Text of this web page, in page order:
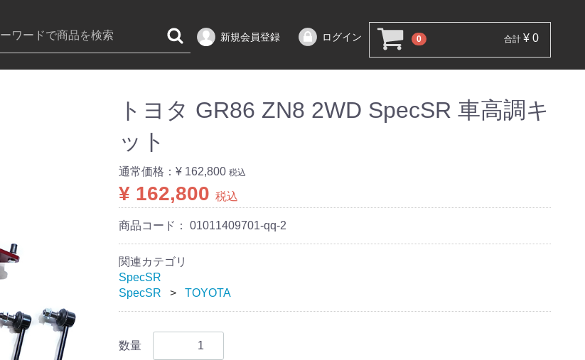
0 合計 ¥ 0
新規会員登録 ログイン
トヨタ GR86 ZN8 2WD SpecSR 車高調キ
ット
通常価格： ¥ 162,800 税込
¥ 162,800 税込
商品コード： 01011409701-qq-2
関連カテゴリ
SpecSR
SpecSR
TOYOTA
数量